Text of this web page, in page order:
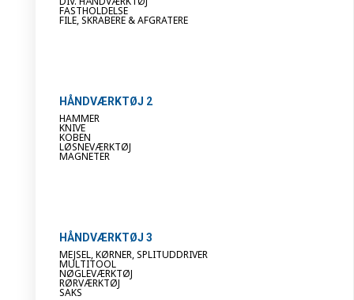
FASTHOLDELSE
FILE, SKRABERE & AFGRATERE
HÅNDVÆRKTØJ 2
HAMMER
KNIVE
KOBEN
LØSNEVÆRKTØJ
MAGNETER
HÅNDVÆRKTØJ 3
MEJSEL, KØRNER, SPLITUDDRIVER
MULTITOOL
NØGLEVÆRKTØJ
RØRVÆRKTØJ
SAKS